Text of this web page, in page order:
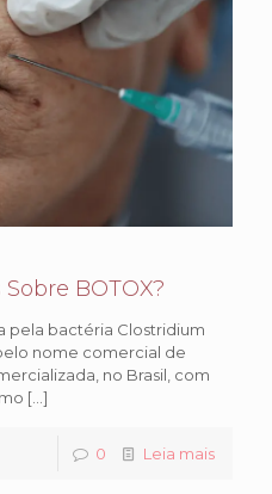
BOTOX?
pela bactéria Clostridium
nome comercial de
no Brasil, com
[…]
0 Leia mais